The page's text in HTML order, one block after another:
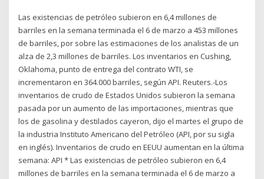
Las existencias de petróleo subieron en 6,4 millones de
barriles en la semana terminada el 6 de marzo a 453 millones
de barriles, por sobre las estimaciones de los analistas de un
alza de 2,3 millones de barriles. Los inventarios en Cushing,
Oklahoma, punto de entrega del contrato WTI, se
incrementaron en 364.000 barriles, según API. Reuters.-Los
inventarios de crudo de Estados Unidos subieron la semana
pasada por un aumento de las importaciones, mientras que
los de gasolina y destilados cayeron, dijo el martes el grupo de
la industria Instituto Americano del Petróleo (API, por su sigla
en inglés). Inventarios de crudo en EEUU aumentan en la última
semana: API * Las existencias de petróleo subieron en 6,4
millones de barriles en la semana terminada el 6 de marzo a